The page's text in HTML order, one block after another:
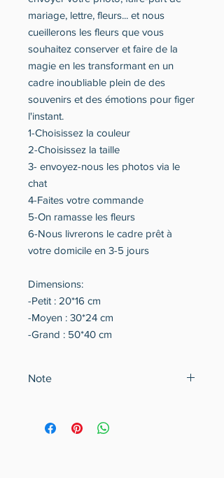
mariage, lettre, fleurs... et nous
cueillerons les fleurs que vous
souhaitez conserver et faire de la
magie en les transformant en un
cadre inoubliable plein de des
souvenirs et des émotions pour figer
l'instant.
1-Choisissez la couleur
2-Choisissez la taille
3- envoyez-nous les photos via le
chat
4-Faites votre commande
5-On ramasse les fleurs
6-Nous livrerons le cadre prêt à
votre domicile en 3-5 jours
Dimensions:
-Petit : 20*16 cm
-Moyen : 30*24 cm
-Grand : 50*40 cm
Note
défaut est de fabrication.